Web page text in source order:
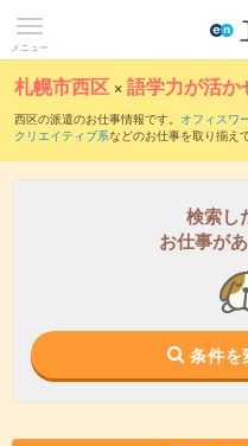
メニュー
札幌市西区 ×語学力が活か
西区の派遣のお仕事情報です。 オフィスワ
クリエイティブ系などのお仕事を取り揃え
検索し
お仕事が
条件を